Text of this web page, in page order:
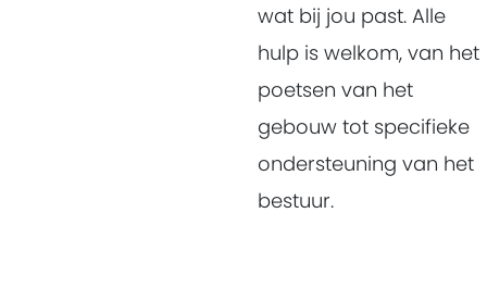
wat bij jou past. Alle
hulp is welkom, van het
poetsen van het
gebouw tot specifieke
ondersteuning van het
bestuur.